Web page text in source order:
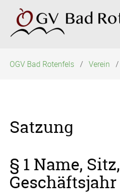
überspringen
OGV Bad Rotenfels Verein
Satzung
§ 1 Name, Sitz,
Geschäftsjahr